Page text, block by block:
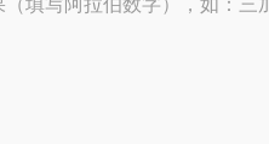
填写阿拉伯数字），如：三